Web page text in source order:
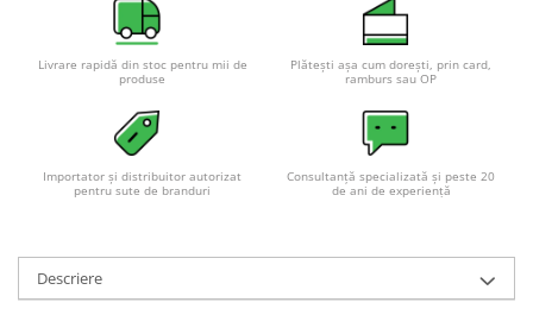
Statii de incarcare
Cabluri de incarcare vehicule
Prize de incarcare vehicule
electrice
Acumulatori VRLA AGM/GEL /
Tractiune / LiFePo4
Livrare rapidă din stoc pentru mii de
produse
Plătești așa cum dorești, prin card,
ramburs sau OP
Importator și distribuitor autorizat
pentru sute de branduri
Consultanță specializată și peste 20
de ani de experiență
Descriere